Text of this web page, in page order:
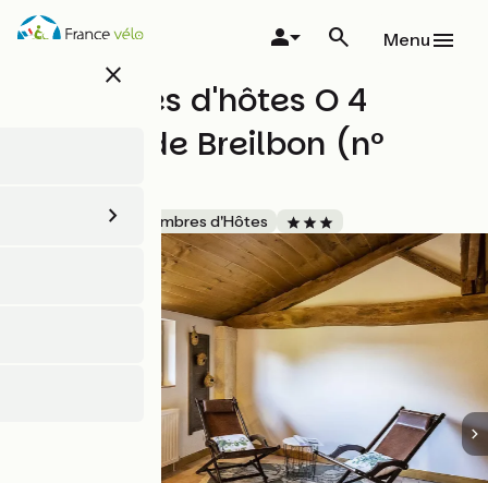
Aller
au
close
Menu
Chambres d'hôtes O 4
Saisons de Breilbon (n°
Accueil Vélo Chambres d'Hôtes